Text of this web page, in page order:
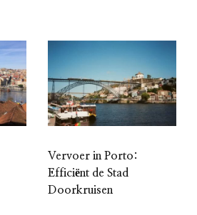
Vervoer in Porto:
Efficiënt de Stad
Doorkruisen